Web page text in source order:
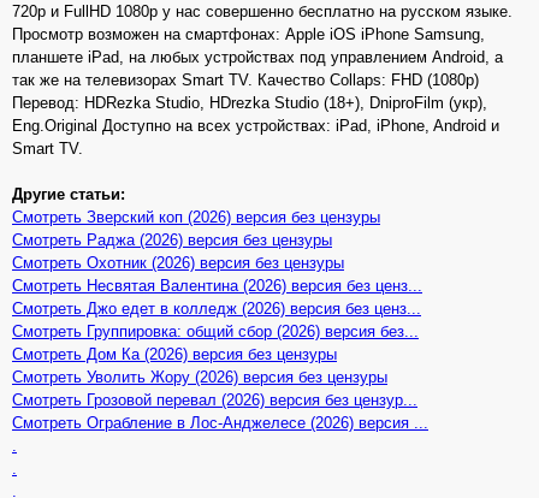
720p и FullHD 1080p у нас совершенно бесплатно на русском языке.
Просмотр возможен на смартфонах: Apple iOS iPhone Samsung,
планшете iPad, на любых устройствах под управлением Android, а
так же на телевизорах Smart TV. Качество Collaps: FHD (1080p)
Перевод: HDRezka Studio, HDrezka Studio (18+), DniproFilm (укр),
Eng.Original Доступно на всех устройствах: iPad, iPhone, Android и
Smart TV.
Другие статьи:
Смотреть Зверский коп (2026) версия без цензуры
Смотреть Раджа (2026) версия без цензуры
Смотреть Охотник (2026) версия без цензуры
Смотреть Несвятая Валентина (2026) версия без ценз...
Смотреть Джо едет в колледж (2026) версия без ценз...
Смотреть Группировка: общий сбор (2026) версия без...
Смотреть Дом Ка (2026) версия без цензуры
Смотреть Уволить Жору (2026) версия без цензуры
Смотреть Грозовой перевал (2026) версия без цензур...
Смотреть Ограбление в Лос-Анджелесе (2026) версия ...
.
.
.